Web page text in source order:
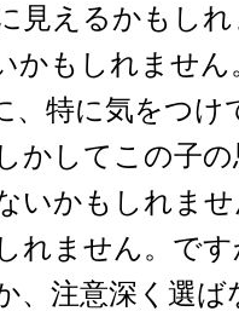
見えるかもし
かもしれませ
、特に気をつ
かしてこの子
いかもしれま
れません。で
、注意深く選